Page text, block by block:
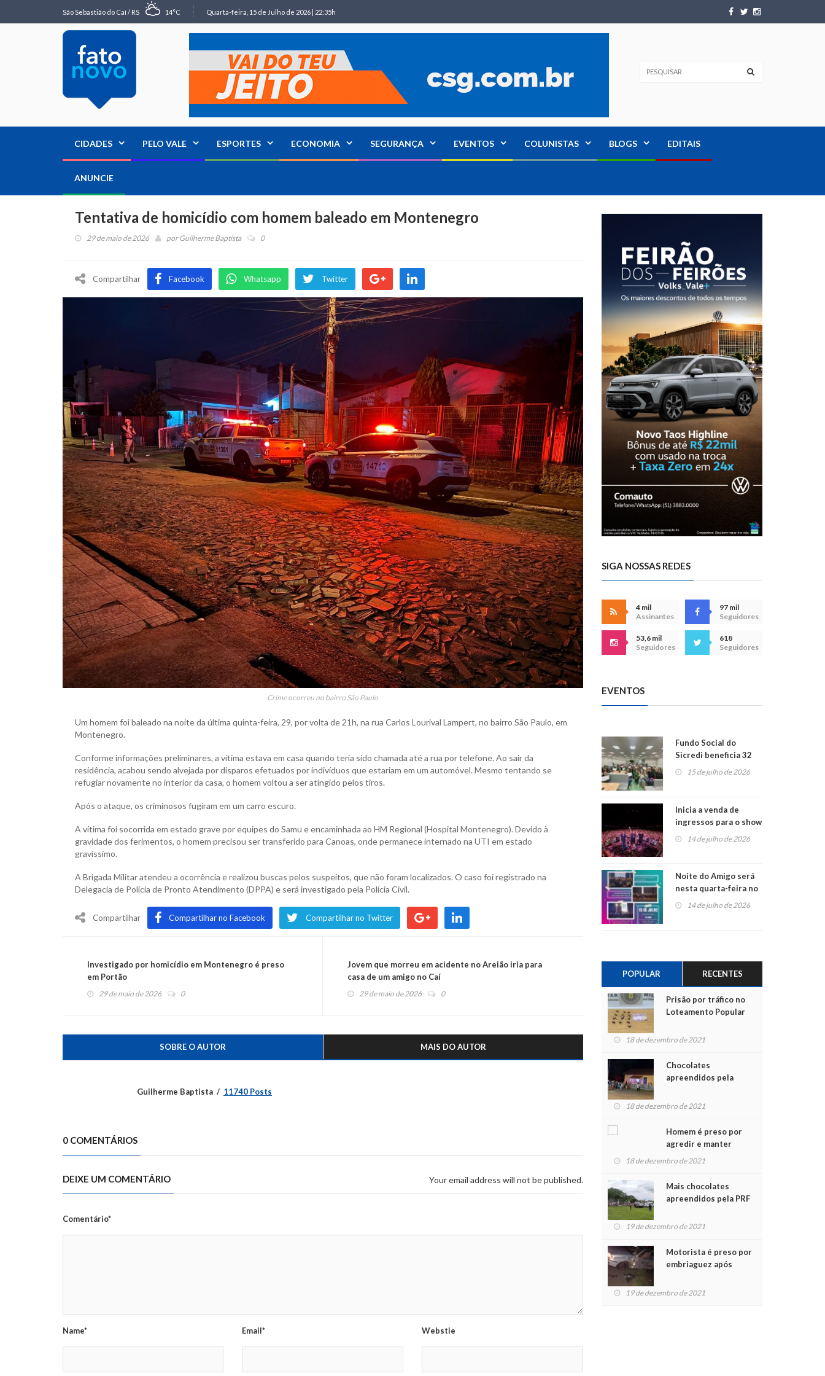
São Sebastião do Caí / RS 14°C Quarta-feira, 15 de Julho de 2026 | 22:35h
CIDADES PELO VALE ESPORTES ECONOMIA SEGURANÇA EVENTOS COLUNISTAS BLOGS EDITAIS
ANUNCIE
Tentativa de homicídio com homem baleado em Montenegro
29 de maio de 2026 porGuilherme Baptista 0
Compartilhar Facebook Whatsapp Twitter
Crime ocorreu no bairro São Paulo
Um homem foi baleado na noite da última quinta-feira, 29, por volta de 21h, na rua Carlos Lourival Lampert, no bairro São Paulo, em
Montenegro.
Conforme informações preliminares, a vítima estava em casa quando teria sido chamada até a rua por telefone. Ao sair da
residência, acabou sendo alvejada por disparos efetuados por indivíduos que estariam em um automóvel. Mesmo tentando se
refugiar novamente no interior da casa, o homem voltou a ser atingido pelos tiros.
Após o ataque, os criminosos fugiram em um carro escuro.
A vítima foi socorrida em estado grave por equipes do Samu e encaminhada ao HM Regional (Hospital Montenegro). Devido à
gravidade dos ferimentos, o homem precisou ser transferido para Canoas, onde permanece internado na UTI em estado
gravíssimo.
A Brigada Militar atendeu a ocorrência e realizou buscas pelos suspeitos, que não foram localizados. O caso foi registrado na
Delegacia de Polícia de Pronto Atendimento (DPPA) e será investigado pela Polícia Civil.
Compartilhar Compartilhar no Facebook Compartilhar no Twitter
Investigado por homicídio em Montenegro é preso
em Portão
29 de maio de 2026 0
Jovem que morreu em acidente no Areião iria para
casa de um amigo no Caí
29 de maio de 2026 0
SOBRE O AUTOR MAIS DO AUTOR
Guilherme Baptista 11740 Posts
0 COMENTÁRIOS
DEIXE UM COMENTÁRIO Your email address will not be published.
Comentário*
Name* Email* Webstie
SIGA NOSSAS REDES
4 mil
Assinantes
97 mil
Seguidores
53,6 mil
Seguidores
618
Seguidores
EVENTOS
Fundo Social do
Sicredi beneficia 32
projetos em
15 de julho de 2026
Inicia a venda de
ingressos para o show
do Jota Quest nos 45
anos da Sicredi Ouro
14 de julho de 2026
Noite do Amigo será
nesta quarta-feira no
Centro de Cultura de
14 de julho de 2026
POPULAR RECENTES
Prisão por tráfico no
Loteamento Popular
18 de dezembro de 2021
Chocolates
apreendidos pela
para crianças na
18 de dezembro de 2021
Homem é preso por
agredir e manter
mulher em cárcere
18 de dezembro de 2021
Mais chocolates
apreendidos pela PRF
crianças no Natal
19 de dezembro de 2021
Motorista é preso por
embriaguez após
feridos
19 de dezembro de 2021